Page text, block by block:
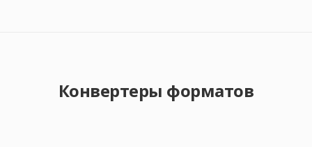
Конвертеры форматов